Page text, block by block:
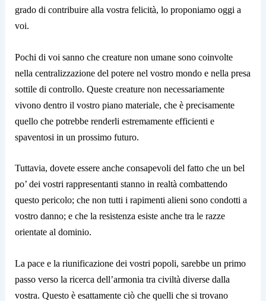
grado di contribuire alla vostra felicità, lo proponiamo oggi a
voi.
Pochi di voi sanno che creature non umane sono coinvolte
nella centralizzazione del potere nel vostro mondo e nella presa
sottile di controllo. Queste creature non necessariamente
vivono dentro il vostro piano materiale, che è precisamente
quello che potrebbe renderli estremamente efficienti e
spaventosi in un prossimo futuro.
Tuttavia, dovete essere anche consapevoli del fatto che un bel
po’ dei vostri rappresentanti stanno in realtà combattendo
questo pericolo; che non tutti i rapimenti alieni sono condotti a
vostro danno; e che la resistenza esiste anche tra le razze
orientate al dominio.
La pace e la riunificazione dei vostri popoli, sarebbe un primo
passo verso la ricerca dell’armonia tra civiltà diverse dalla
vostra. Questo è esattamente ciò che quelli che si trovano